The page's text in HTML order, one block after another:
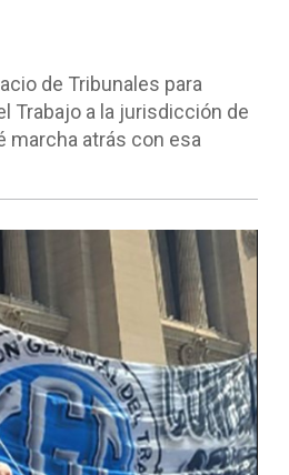
de Tribunales para
Trabajo a la jurisdicción de
marcha atrás con esa